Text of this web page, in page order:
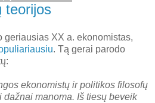
teorijos
geriausias XX a. ekonomistas,
. Tą gerai parodo
ekonomistų ir politikos filosofų
manoma. Iš tiesų beveik